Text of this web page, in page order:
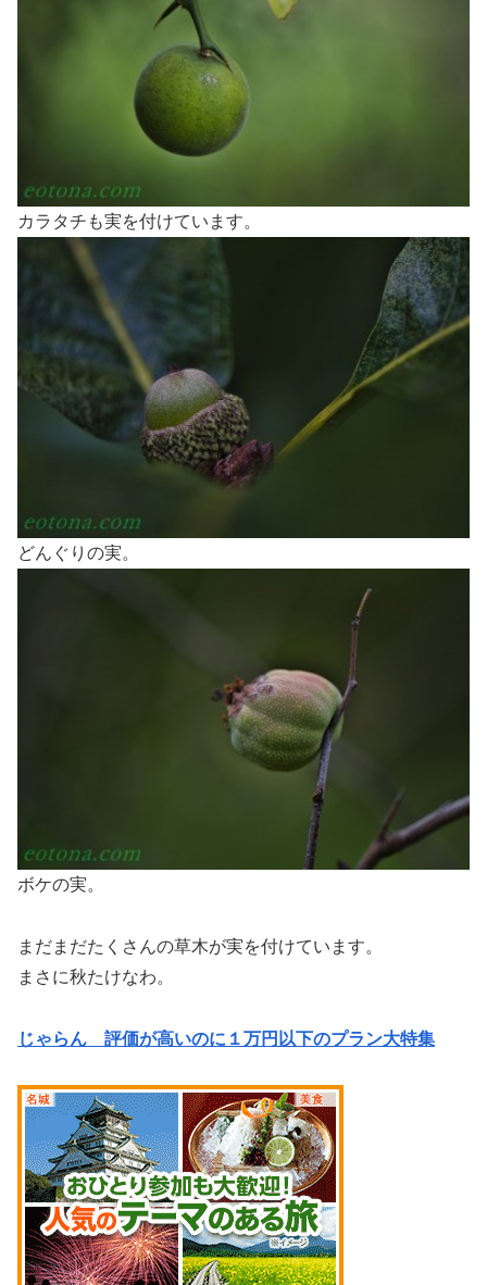
カラタチも実を付けています。
どんぐりの実。
ボケの実。
まだまだたくさんの草木が実を付けています。
まさに秋たけなわ。
じゃらん 評価が高いのに１万円以下のプラン大特集